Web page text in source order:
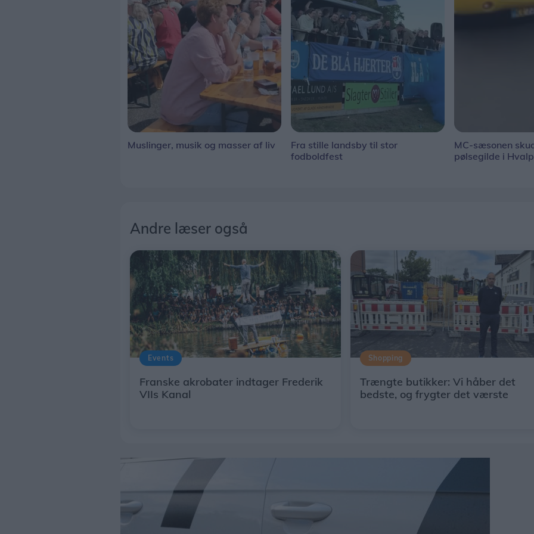
Muslinger, musik og masser af liv
Fra stille landsby til stor
fodboldfest
MC-sæsonen
pølsegilde i
Andre læser også
Events
Franske akrobater indtager Frederik
VIIs Kanal
Shopping
Trængte butikker: Vi håber det
bedste, og frygter det værste